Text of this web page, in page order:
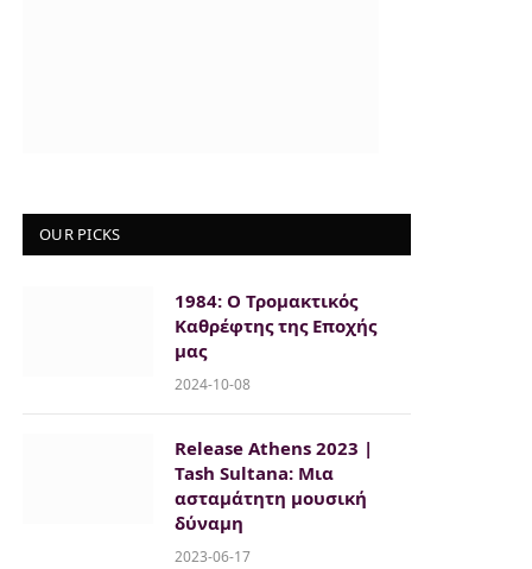
OUR PICKS
1984: Ο Τρομακτικός
Καθρέφτης της Εποχής
μας
2024-10-08
Release Athens 2023 |
Tash Sultana: Μια
ασταμάτητη μουσική
δύναμη
2023-06-17